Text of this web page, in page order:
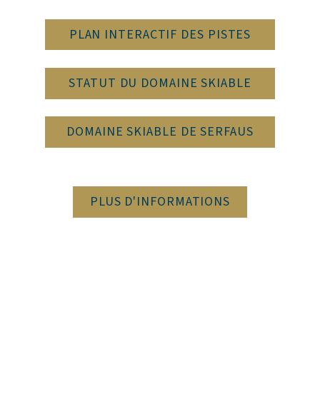
PLAN INTERACTIF DES PISTES
STATUT DU DOMAINE SKIABLE
DOMAINE SKIABLE DE SERFAUS
PLUS D'INFORMATIONS